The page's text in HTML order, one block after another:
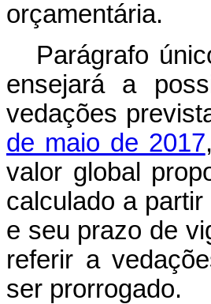
orçamentária.
Parágrafo
ensejará a
vedações
de maio de 2017
valor global
calculado a
e seu prazo de
referir a
ser prorrogado.